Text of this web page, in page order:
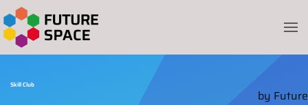
Skip to main content
Skill Club
by